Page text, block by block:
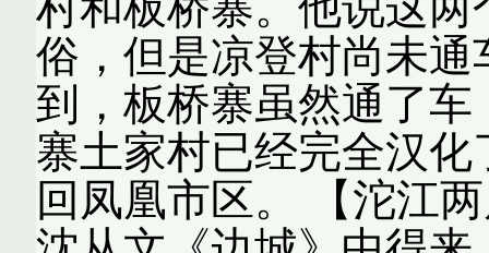
俗，但是凉登村尚未
到，板桥寨虽然通了
寨土家村已经完全汉
回凤凰市区。 【沱江